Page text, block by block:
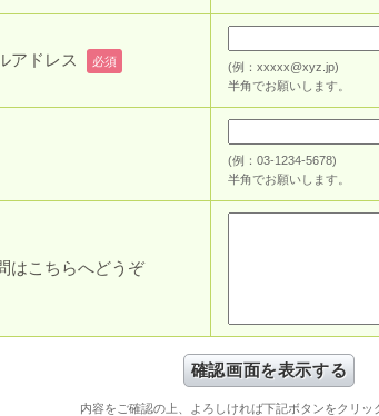
アドレス 必須
(例：xxxxx@xyz.jp)
半角でお願いします。
(例：03-1234-5678)
半角でお願いします。
はこちらへどうぞ
内容をご確認の上、よろしければ下記ボタンをクリッ